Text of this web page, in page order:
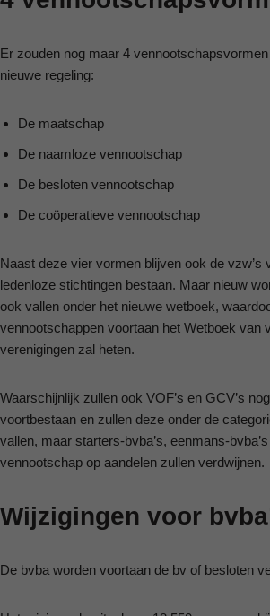
Er zouden nog maar 4
nieuwe regeling:
De maatschap
De naamloze vennootschap
De besloten vennootschap
De coöperatieve vennootschap
Naast deze vier vormen blijven ook de vzw’s
ledenloze stichtingen bestaan. Maar nieuw
ook vallen onder het nieuwe wetboek,
vennootschappen voortaan het Wetboek van
verenigingen zal heten.
Waarschijnlijk zullen ook VOF’s en GCV’s
voortbestaan en zullen deze onder de
vallen, maar starters-bvba’s, eenmans-
vennootschap op aandelen zullen verdwijnen.
Wijzigingen voor
De bvba worden voortaan de bv of besloten